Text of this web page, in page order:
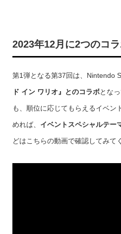
2023年12月に2つのコ
第1弾となる第37回は、Nintendo
ド イン ワリオ』とのコラボとな
も、順位に応じてもらえるイベン
めれば、 イベントスペシャルテー
どはこちらの動画で確認してみて